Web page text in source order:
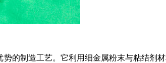
的制造工艺。它利用细金属粉末与粘结剂